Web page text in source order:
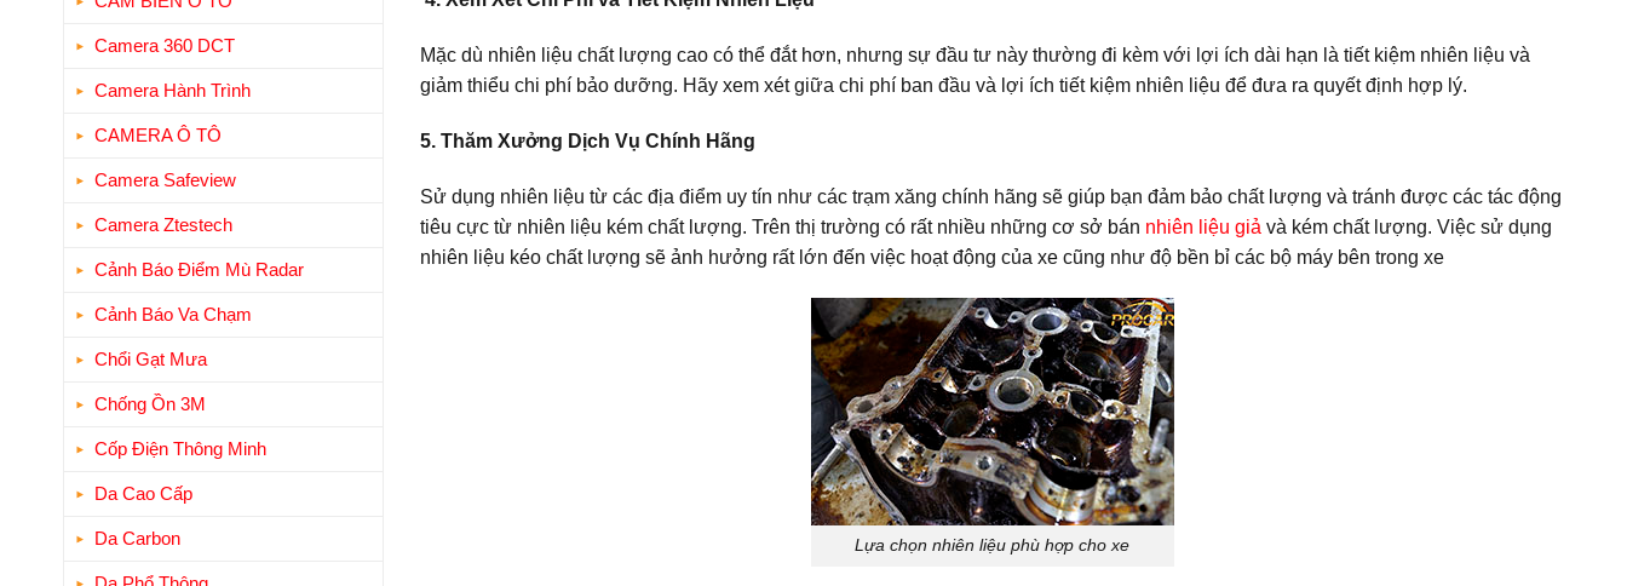
Camera 360 DCT
Camera Hành Trình
CAMERA Ô TÔ
Camera Safeview
Camera Ztestech
Cảnh Báo Điểm Mù Radar
Cảnh Báo Va Chạm
Chổi Gạt Mưa
Chống Ồn 3M
Cốp Điện Thông Minh
Da Cao Cấp
Da Carbon
Mặc dù nhiên liệu chất lượng cao có thể đắt hơn, nhưng sự đầu tư này thường đi kèm với lợi ích dài hạn là tiết kiệm nhiên liệu và
giảm thiểu chi phí bảo dưỡng. Hãy xem xét giữa chi phí ban đầu và lợi ích tiết kiệm nhiên liệu để đưa ra quyết định hợp lý.
5. Thăm Xưởng Dịch Vụ Chính Hãng
Sử dụng nhiên liệu từ các địa điểm uy tín như các trạm xăng chính hãng sẽ giúp bạn đảm bảo chất lượng và tránh được các tác động
tiêu cực từ nhiên liệu kém chất lượng. Trên thị trường có rất nhiều những cơ sở bán nhiên liệu giả và kém chất lượng. Việc sử dụng
nhiên liệu kéo chất lượng sẽ ảnh hưởng rất lớn đến việc hoạt động của xe cũng như độ bền bỉ các bộ máy bên trong xe
Lựa chọn nhiên liệu phù hợp cho xe